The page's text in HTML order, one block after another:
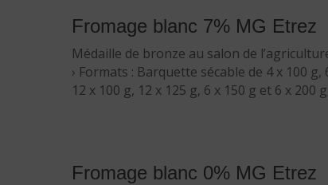
Fromage blanc 7% MG Etrez
Médaille de bronze au salon de
› Formats : Barquette sécable de 4 x 100
12 x 100 g, 12 x 125 g, 6 x 150 g et 6 x 200
Fromage blanc 0% MG Etrez